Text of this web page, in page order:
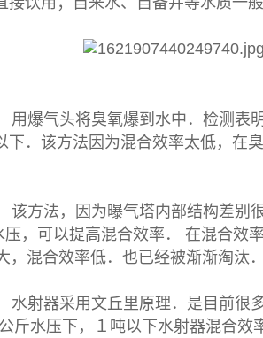
接饮用；自来水、自备井等水质一
用爆气头将臭氧爆到水中．检测表
下．该方法因为混合效率太低，在
该方法，因为曝气塔内部结构差别
，可以提高混合效率． 在混合效
，混合效率低．也已经被渐渐淘汰
水射器采用文丘里原理．是目前很
斤水压下，１吨以下水射器混合效